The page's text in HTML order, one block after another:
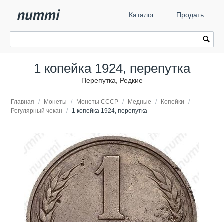
Каталог Продать
1 копейка 1924, перепутка
Перепутка, Редкие
Главная / Монеты / Монеты СССР / Медные / Копейки
/
Регулярный чекан
/ 1 копейка 1924, перепутка